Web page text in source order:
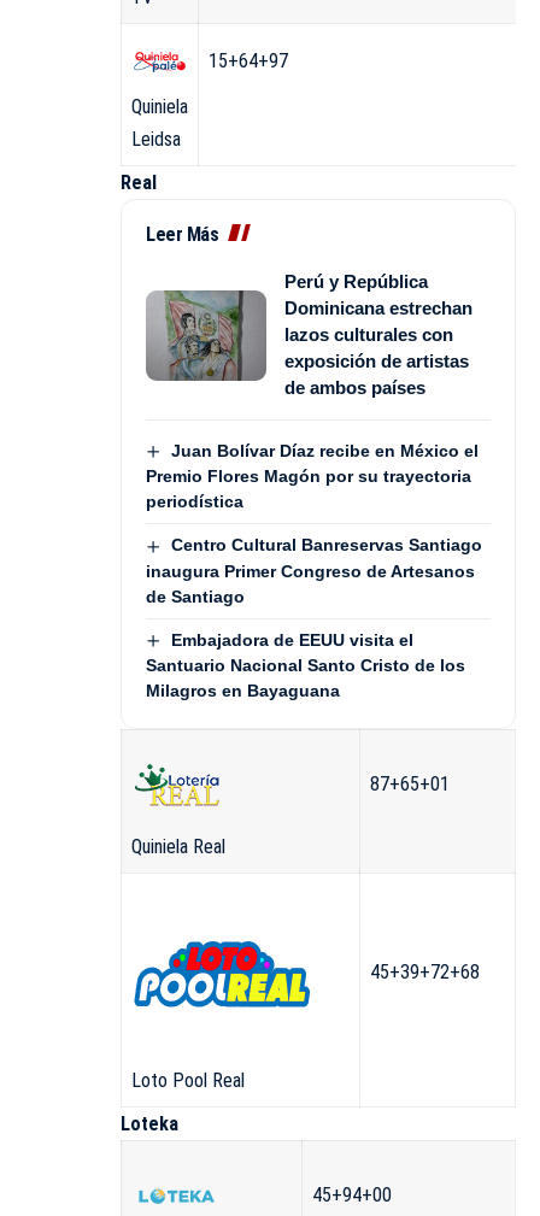
Quiniela
Leidsa
15+64+97
Real
Leer Más
Perú y República
Dominicana estrechan
lazos culturales con
exposición de artistas
de ambos países
Juan Bolívar Díaz recibe en México el
Premio Flores Magón por su trayectoria
periodística
Centro Cultural Banreservas Santiago
inaugura Primer Congreso de Artesanos
de Santiago
Embajadora de EEUU visita el
Santuario Nacional Santo Cristo de los
Milagros en Bayaguana
Quiniela Real
87+65+01
Loto Pool Real
45+39+72+68
Loteka
45+94+00